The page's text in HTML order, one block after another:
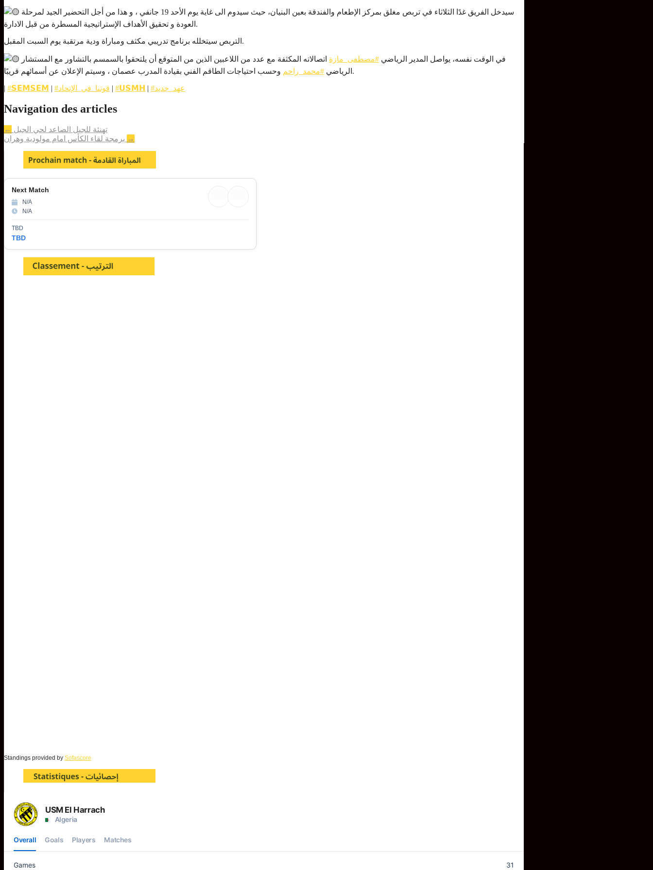
العودة و تحقيق الأهداف الإستراتيجية المسطرة من قبل الادارة.
التربص سيتخلله برنامج تدريبي مكثف ومباراة ودية مرتقبة يوم السبت المقبل.
في الوقت نفسه، يواصل المدير الرياضي #مصطفى_مازة اتصالاته المكثفة مع عدد من اللاعبين الذين من المتوقع أن يلتحقوا بالسمسم بالتشاور مع المستشار
الرياضي #محمد_راحم وحسب احتياجات الطاقم الفني بقيادة المدرب عصمان ، وسيتم الإعلان عن أسمائهم قريبًا.
| #𝗦𝗘𝗠𝗦𝗘𝗠 | #قوتنا_في_الإتحاد | #𝗨𝗦𝗠𝗛 | #عهد_جديد
Navigation des articles
← تهنئة للجيل الصاعد لحي الجبل
→
Next Match
N/A
N/A
TBD
TBD
Standings provided by Sofascore